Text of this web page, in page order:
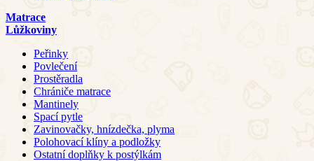
Matrace
Lůžkoviny
Peřinky
Povlečení
Prostěradla
Chrániče matrace
Mantinely
Spací pytle
Zavinovačky, hnízdečka, plyma
Polohovací klíny a podložky
Ostatní doplňky k postýlkám